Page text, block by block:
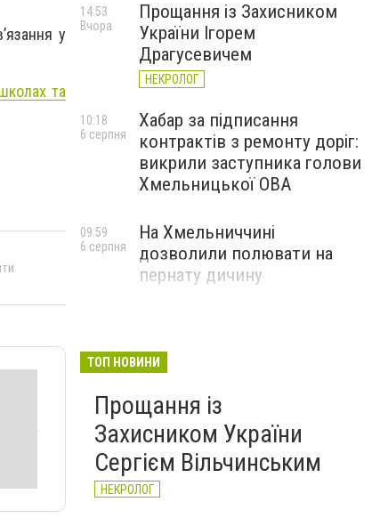
у
та
Прощання із Захисником
України Ігорем
Драгусевичем
НЕКРОЛОГ
14:53
Вчора
Хабар за підписання
контрактів з ремонту доріг:
викрили заступника голови
Хмельницької ОВА
10:18
6 серпня
На Хмельниччині
дозволили полювати на
пернату дичину
09:59
6 серпня
ТОП НОВИНИ
Прощання із
Захисником України
Сергієм Вільчинським
НЕКРОЛОГ